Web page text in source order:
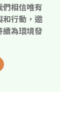
們相信唯有
和行動，邀
續為環境發